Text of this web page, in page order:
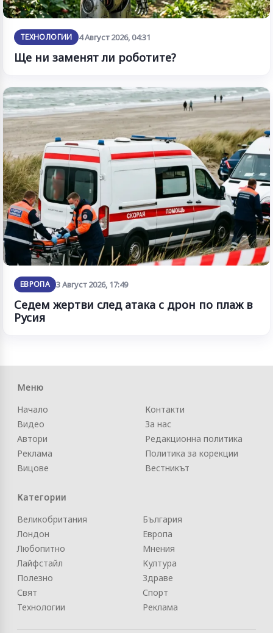
ТЕХНОЛОГИИ 4 Август 2026, 04:31
Ще ни заменят ли роботите?
ЕВРОПА 3 Август 2026, 17:49
Седем жертви след атака с дрон по плаж в
Русия
Меню
Начало
Видео
Автори
Реклама
Вицове
Контакти
За нас
Редакционна политика
Политика за корекции
Вестникът
Категории
Великобритания
Лондон
Любопитно
Лайфстайл
Полезно
Свят
Технологии
България
Европа
Мнения
Култура
Здраве
Спорт
Реклама